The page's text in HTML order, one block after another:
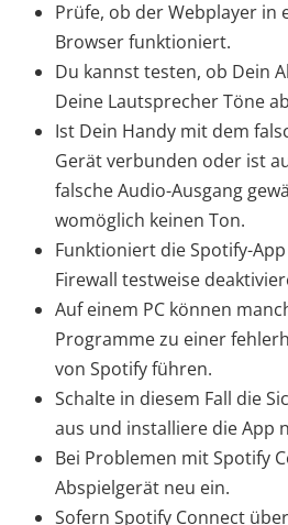
Prüfe, ob der Webplayer in
Browser funktioniert.
Du kannst testen, ob Dein
Deine Lautsprecher Töne
Ist Dein Handy mit dem
Gerät verbunden oder ist
falsche Audio-Ausgang
womöglich keinen Ton.
Funktioniert die Spotify-
Firewall testweise
Auf einem PC können
Programme zu einer
von Spotify führen.
Schalte in diesem Fall die
aus und installiere die App
Bei Problemen mit Spotify
Abspielgerät neu ein.
Sofern Spotify Connect